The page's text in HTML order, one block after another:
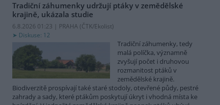
Tradiční záhumenky udržují ptáky v zemědělské
krajině, ukázala studie
6.8.2026 01:23 | PRAHA (ČTK/Ekolist)
Diskuse: 12
Tradiční záhumenky, tedy
malá políčka, významně
zvyšují počet i druhovou
rozmanitost ptáků v
zemědělské krajině.
Biodiverzitě prospívají také staré stodoly, otevřené půdy, pestré
zahrady a sady, které ptákům poskytují úkryt i vhodná místa ke